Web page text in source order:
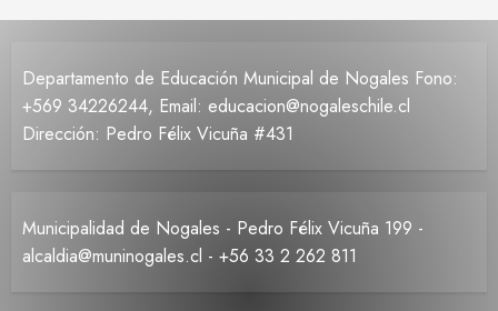
Departamento de Educación Municipal de Nogales Fono:
+569 34226244, Email: educacion@nogaleschile.cl
Dirección: Pedro Félix Vicuña #431
Municipalidad de Nogales - Pedro Félix Vicuña 199 -
alcaldia@muninogales.cl - +56 33 2 262 811